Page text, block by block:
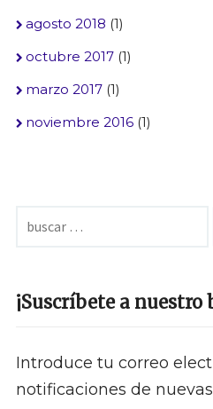
agosto 2018 (1)
octubre 2017(1)
marzo 2017(1)
noviembre 2016(1)
¡Suscríbete a nuestro
Introduce tu correo
notificaciones de